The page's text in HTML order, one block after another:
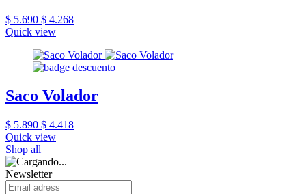
$ 5.690 $ 4.268
Quick view
Saco Volador
$ 5.890 $ 4.418
Quick view
Shop all
Newsletter